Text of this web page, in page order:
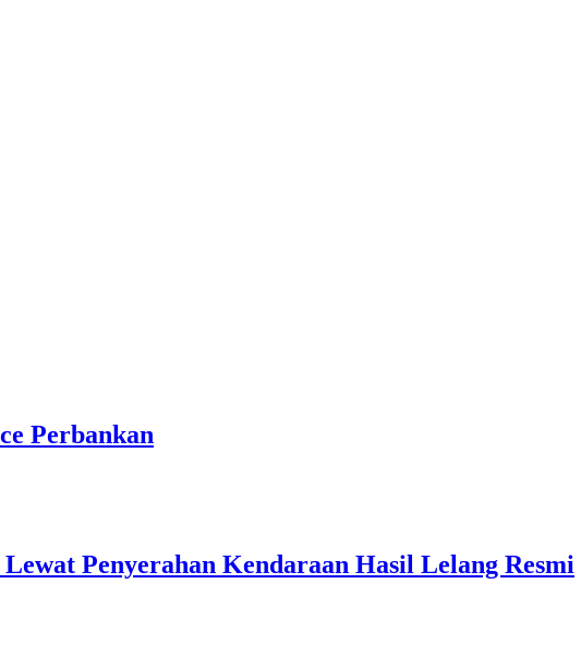
Perbankan
Penyerahan Kendaraan Hasil Lelang Resmi